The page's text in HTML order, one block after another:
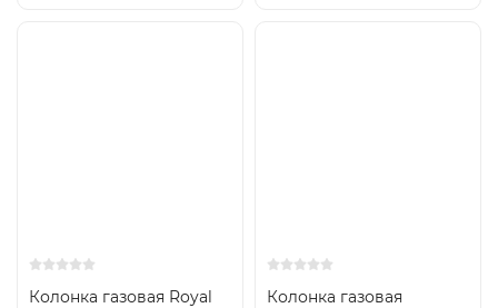
Колонка газовая Royal
Колонка газовая